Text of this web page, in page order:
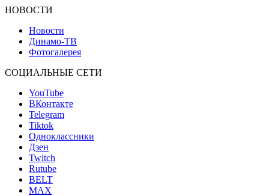
НОВОСТИ
Новости
Динамо-ТВ
Фотогалерея
СОЦИАЛЬНЫЕ СЕТИ
YouTube
ВКонтакте
Telegram
Tiktok
Одноклассники
Дзен
Twitch
Rutube
BELT
MAX